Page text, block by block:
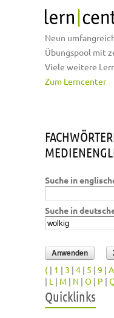
Neun
Übungspool mit
Viele weitere
Zum Lerncenter
Suche in
Suche in
( | 1 | 3 | 4 | 5 | 9 | A
| L | M | N | O | P |
Quicklinks